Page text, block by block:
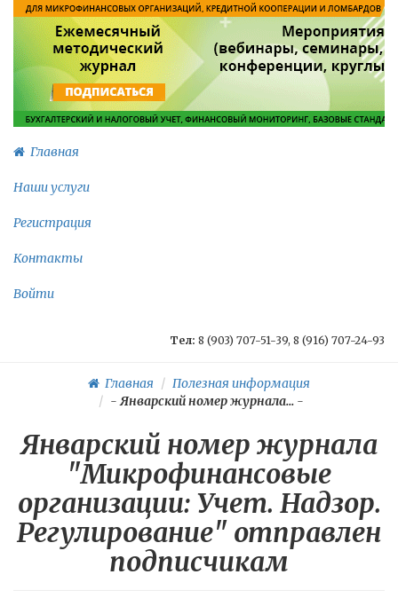
Главная
Наши услуги
Регистрация
Контакты
Войти
Тел: 8 (903) 707-51-39, 8 (916) 707-24-93
Главная
Полезная информация
-Январский номер журнала... -
Январский номер журнала
"Микрофинансовые
организации: Учет. Надзор.
Регулирование" отправлен
подписчикам